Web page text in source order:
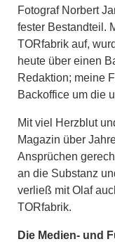
Fotograf Norbert
fester Bestandteil.
TORfabrik auf,
heute über einen
Redaktion; meine
Backoffice um die
Mit viel Herzblut
Magazin über
Ansprüchen
an die Substanz
verließ mit Olaf
TORfabrik.
Die Medien- und